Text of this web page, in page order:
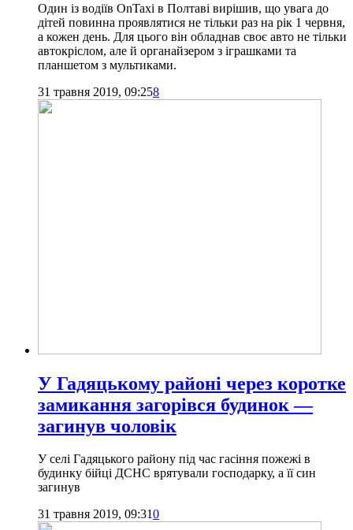
Один із водіїв OnTaxi в Полтаві вирішив, що увага до
дітей повинна проявлятися не тільки раз на рік 1 червня,
а кожен день. Для цього він обладнав своє авто не тільки
автокріслом, але й органайзером з іграшками та
планшетом з мультиками.
31 травня 2019, 09:258
У Гадяцькому районі через коротке
замикання загорівся будинок —
загинув чоловік
У селі Гадяцького району під час гасіння пожежі в
будинку бійці ДСНС врятували господарку, а її син
загинув
31 травня 2019, 09:310